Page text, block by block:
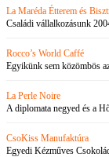
La Maréda Étterem és
Családi vállalkozásunk
Rocco’s World Caffé
Egyikünk sem közömbös
La Perle Noire
A diplomata negyed és a
CsoKiss Manufaktúra
Egyedi Kézműves